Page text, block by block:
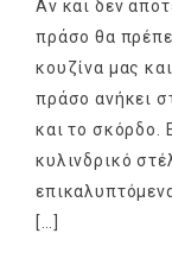
Αν και δεν
πράσο θα
κουζίνα μας
πράσο ανήκει
και το σκόρδο.
κυλινδρικό
[…]